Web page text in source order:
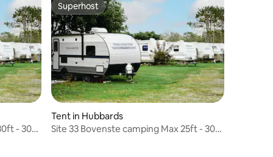
- 30
Superhost
Superhost
Tent in Hubbards
Site 33 Bovenste camping Max 25ft - 30